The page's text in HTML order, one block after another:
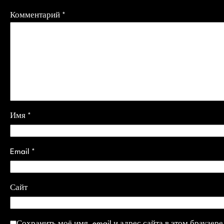
Комментарий *
Имя *
Email *
Сайт